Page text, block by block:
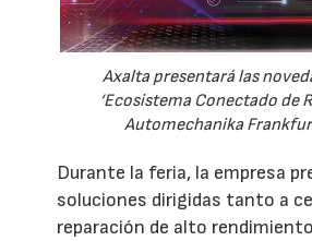
Axalta presentará las
‘Ecosistema Conectado de
Automechanika
Durante la feria, la empresa
soluciones dirigidas tanto a
reparación de alto